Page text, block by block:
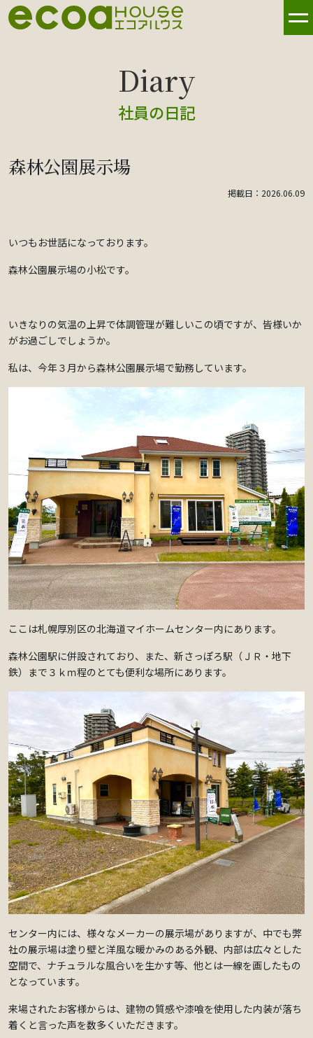
社員の日記
森林公園展示場
掲載日：2026.06.09
いつもお世話になっております。
森林公園展示場の小松です。
いきなりの気温の上昇で体調管理が難しいこの頃ですが、皆様いか
がお過ごしでしょうか。
私は、今年３月から森林公園展示場で勤務しています。
ここは札幌厚別区の北海道マイホームセンター内にあります。
森林公園駅に併設されており、また、新さっぽろ駅（ＪＲ・地下
鉄）まで３ｋｍ程のとても便利な場所にあります。
センター内には、様々なメーカーの展示場がありますが、中でも弊
社の展示場は塗り壁と洋風な暖かみのある外観、内部は広々とした
空間で、ナチュラルな風合いを生かす等、他とは一線を画したもの
となっています。
来場されたお客様からは、建物の質感や漆喰を使用した内装が落ち
着くと言った声を数多くいただきます。